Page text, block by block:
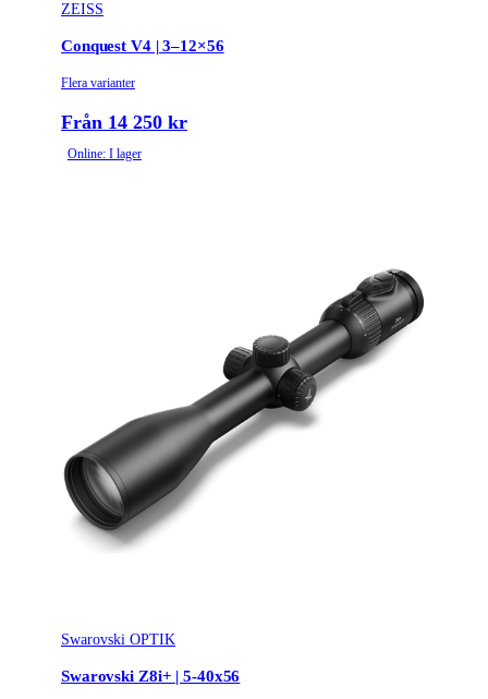
ZEISS
Conquest V4 | 3–12×56
Flera varianter
Från 14 250 kr
Online: I lager
Swarovski OPTIK
Swarovski Z8i+ | 5-40x56